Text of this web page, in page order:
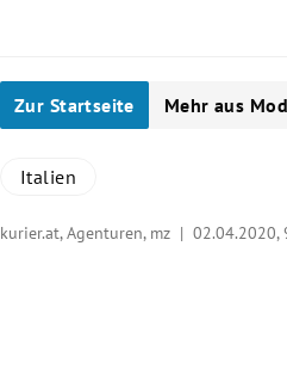
Zur Startseite Mehr aus
Italien
kurier.at, Agenturen, mz | 02.04.2020,